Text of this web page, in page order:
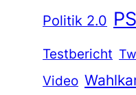
Politik 2.0
Testbericht
Video